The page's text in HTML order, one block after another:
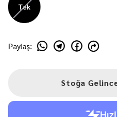
Tek
Paylaş:
Stoğa